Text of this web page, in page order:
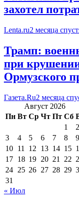
захотел
Lenta.ru2 месяца
Трамп:
при
Ормузского
Газета.Ru2 месяца
Август 2026
Пн Вт Ср Чт Пт Сб
1
2
3
4 5 6 7 8
9
10 11 12 13 14 15
17 18 19 20 21 22
24 25 26 27 28 29
31
« Июл